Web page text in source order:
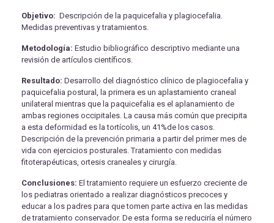
Objetivo: Descripción de la paquicefalia y plagiocefalia.
Medidas preventivas y tratamientos.
Metodología: Estudio bibliográfico descriptivo mediante una
revisión de artículos científicos.
Resultado: Desarrollo del diagnóstico clínico de plagiocefalia y
paquicefalia postural, la primera es un aplastamiento craneal
unilateral mientras que la paquicefalia es el aplanamiento de
ambas regiones occipitales. La causa más común que precipita
a esta deformidad es la tortícolis, un 41%de los casos.
Descripción de la prevención primaria a partir del primer mes de
vida con ejercicios posturales. Tratamiento con medidas
fitoterapéuticas, ortesis craneales y cirurgía.
Conclusiones: El tratamiento requiere un esfuerzo creciente de
los pediatras orientado a realizar diagnósticos precoces y
educar a los padres para que tomen parte activa en las medidas
de tratamiento conservador. De esta forma se reduciría el número